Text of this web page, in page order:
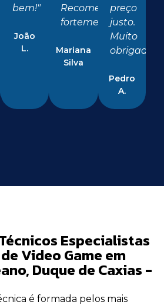
bem!"
João
L.
Recomendo
fortemente!"
Mariana
Silva
preço
justo.
Muito
obrigado!"
Pedro
A.
Especialistas
Video Game em
Duque de Caxias -
é formada pelos mais